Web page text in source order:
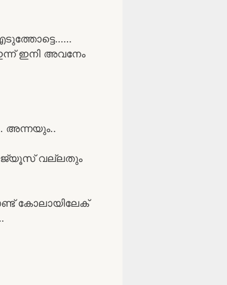
ഇനി അവനേം
അന്നയും..
ജ്യൂസ്‌ വല്ലതും
കോലായിലേക്